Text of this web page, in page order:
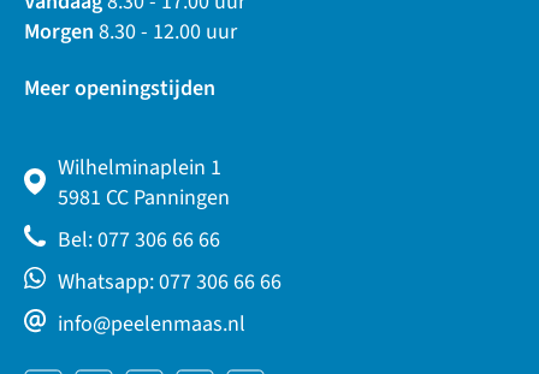
Morgen 8.30 - 12.00 uur
Meer openingstijden
Wilhelminaplein 1
5981 CC Panningen
Bel: 077 306 66 66
Whatsapp: 077 306 66 66
info@peelenmaas.nl